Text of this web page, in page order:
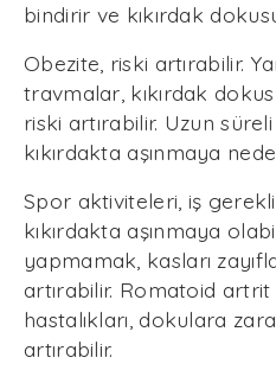
bindirir ve kıkırdak
Obezite, riski artırabilir.
travmalar, kıkırdak
riski artırabilir. Uzun
kıkırdakta aşınmaya
Spor aktiviteleri, iş
kıkırdakta aşınmaya
yapmamak, kasları
artırabilir. Romatoid
hastalıkları, dokulara
artırabilir.